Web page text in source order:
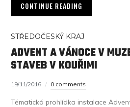
CONTINUE READING
STŘEDOČESKÝ KRAJ
ADVENT A VÁNOCE V
STAVEB V KOUŘIMI
19/11/2016 0 comments
Tématická prohlídka instalace